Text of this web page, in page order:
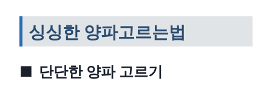
싱싱한 양파고르는법
단단한 양파 고르기